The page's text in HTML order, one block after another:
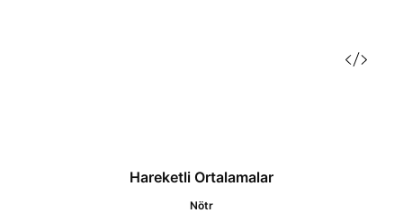
Hareketli Ortalamalar
Nötr